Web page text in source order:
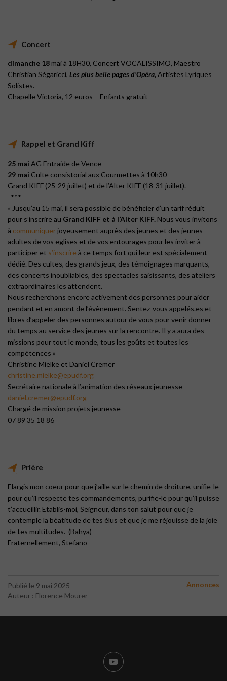
Concert
dimanche 18 mai à 18H30, Concert VOCALISSIMO, Maestro
Christian Ségaricci, Les plus belle pages d’Opéra,Artistes Lyriques
Solistes.
Chapelle Victoria, 12 euros – Enfants gratuit
Rappel et Grand Kiff
25 mai AG Entraide de Vence
29 mai Culte consistorial aux Courmettes à 10h30
Grand KIFF (25-29 juillet) et de l’Alter KIFF (18-31 juillet).
***
« Jusqu’au 15 mai, il sera possible de bénéficier d’un tarif réduit
pour s’inscrire au Grand KIFF et à l’Alter KIFF. Nous vous invitons
à communiquer joyeusement auprès des jeunes et des jeunes
adultes de vos eglises et de vos entourages pour les inviter à
participer et s’inscrire à ce temps fort qui leur est spécialement
dédié. Des cultes, des grands jeux, des témoignages marquants,
des concerts inoubliables, des spectacles saisissants, des ateliers
extraordinaires les attendent.
Nous recherchons encore activement des personnes pour aider
pendant et en amont de l’évènement. Sentez-vous appelés.es et
libres d’appeler des personnes autour de vous pour venir donner
du temps au service des jeunes sur la rencontre. Il y a aura des
missions pour tout le monde, tous les goûts et toutes les
compétences »
Christine Mielke et Daniel Cremer
christine.mielke@epudf.org
Secrétaire nationale à l’animation des réseaux jeunesse
daniel.cremer@epudf.org
Chargé de mission projets jeunesse
07 89 35 18 86
Prière
Elargis mon coeur pour que j’aille sur le chemin de droiture, unifie-le
pour qu’il respecte tes commandements, purifie-le pour qu’il puisse
t’accueillir. Etablis-moi, Seigneur, dans ton salut pour que je
contemple la béatitude de tes élus et que je me réjouisse de la joie
de tes multitudes. (Bahya)
Fraternellement, Stefano
Publié le 9 mai 2025
Auteur : Florence Mourer
Annonces